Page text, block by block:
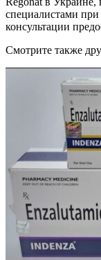
специалистами
консультации
Смотрите также